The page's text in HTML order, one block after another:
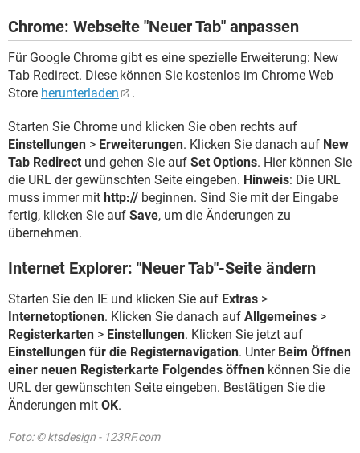
Chrome: Webseite "Neuer Tab" anpassen
Für Google Chrome gibt es eine spezielle Erweiterung: New
Tab Redirect. Diese können Sie kostenlos im Chrome Web
Store herunterladen .
Starten Sie Chrome und klicken Sie oben rechts auf
Einstellungen > Erweiterungen. Klicken Sie danach auf New
Tab Redirect und gehen Sie auf Set Options. Hier können Sie
die URL der gewünschten Seite eingeben. Hinweis: Die URL
muss immer mit http:// beginnen. Sind Sie mit der Eingabe
fertig, klicken Sie auf Save, um die Änderungen zu
übernehmen.
Internet Explorer: "Neuer Tab"-Seite ändern
Starten Sie den IE und klicken Sie auf Extras >
Internetoptionen. Klicken Sie danach auf Allgemeines >
Registerkarten > Einstellungen. Klicken Sie jetzt auf
Einstellungen für die Registernavigation. Unter Beim Öffnen
einer neuen Registerkarte Folgendes öffnen können Sie die
URL der gewünschten Seite eingeben. Bestätigen Sie die
Änderungen mit OK.
Foto: © ktsdesign - 123RF.com